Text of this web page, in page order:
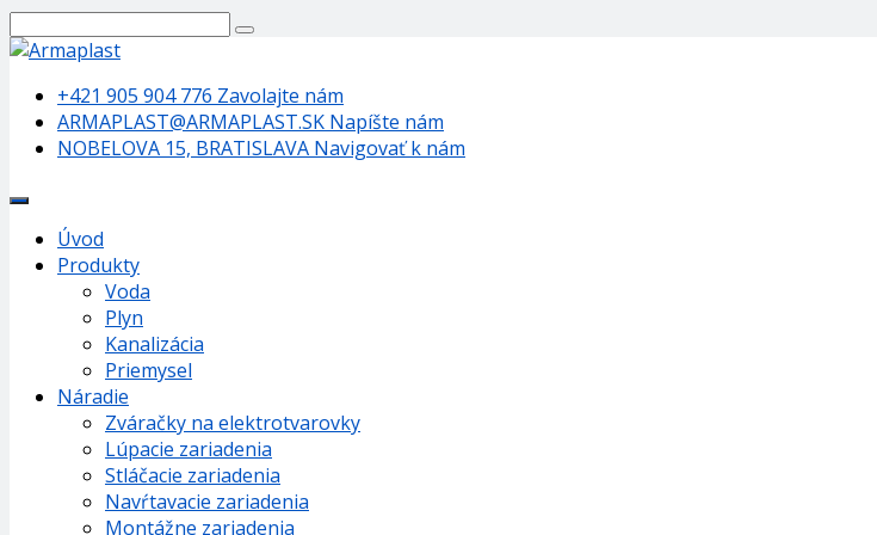
+421 905 904 776 Zavolajte nám
ARMAPLAST@ARMAPLAST.SK Napíšte nám
NOBELOVA 15, BRATISLAVA Navigovať k nám
Úvod
Produkty
Voda
Plyn
Kanalizácia
Priemysel
Náradie
Zváračky na elektrotvarovky
Lúpacie zariadenia
Stláčacie zariadenia
Navŕtavacie zariadenia
Montážne zariadenia